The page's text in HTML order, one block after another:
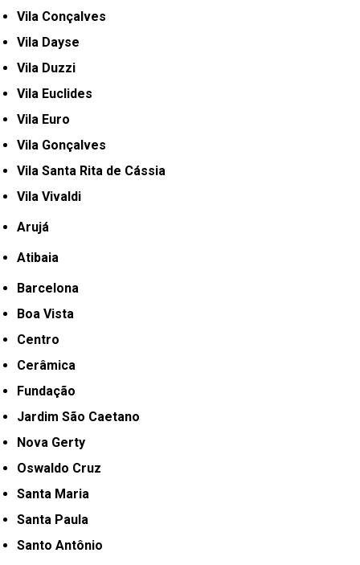
Vila Conçalves
Vila Dayse
Vila Duzzi
Vila Euclides
Vila Euro
Vila Gonçalves
Vila Santa Rita de Cássia
Vila Vivaldi
Arujá
Atibaia
Barcelona
Boa Vista
Centro
Cerâmica
Fundação
Jardim São Caetano
Nova Gerty
Oswaldo Cruz
Santa Maria
Santa Paula
Santo Antônio